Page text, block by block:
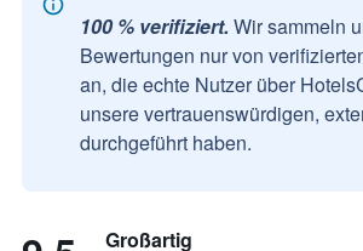
100 % verifiziert. Wir sammeln
Bewertungen nur von
an, die echte Nutzer über
unsere vertrauenswürdigen,
durchgeführt haben.
Großartig